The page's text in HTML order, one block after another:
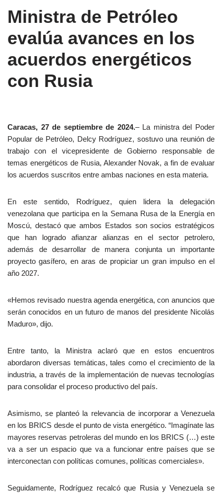
Ministra de Petróleo
evalúa avances en los
acuerdos energéticos
con Rusia
Caracas, 27 de septiembre de 2024.– La ministra del Poder
Popular de Petróleo, Delcy Rodríguez, sostuvo una reunión de
trabajo con el vicepresidente de Gobierno responsable de
temas energéticos de Rusia, Alexander Novak, a fin de evaluar
los acuerdos suscritos entre ambas naciones en esta materia.
En este sentido, Rodríguez, quien lidera la delegación
venezolana que participa en la Semana Rusa de la Energía en
Moscú, destacó que ambos Estados son socios estratégicos
que han logrado afianzar alianzas en el sector petrolero,
además de desarrollar de manera conjunta un importante
proyecto gasífero, en aras de propiciar un gran impulso en el
año 2027.
«Hemos revisado nuestra agenda energética, con anuncios que
serán conocidos en un futuro de manos del presidente Nicolás
Maduro», dijo.
Entre tanto, la Ministra aclaró que en estos encuentros
abordaron diversas temáticas, tales como el crecimiento de la
industria, a través de la implementación de nuevas tecnologías
para consolidar el proceso productivo del país.
Asimismo, se planteó la relevancia de incorporar a Venezuela
en los BRICS desde el punto de vista energético. “Imagínate las
mayores reservas petroleras del mundo en los BRICS (…) este
va a ser un espacio que va a funcionar entre países que se
interconectan con políticas comunes, políticas comerciales».
Seguidamente, Rodríguez recalcó que Rusia y Venezuela se